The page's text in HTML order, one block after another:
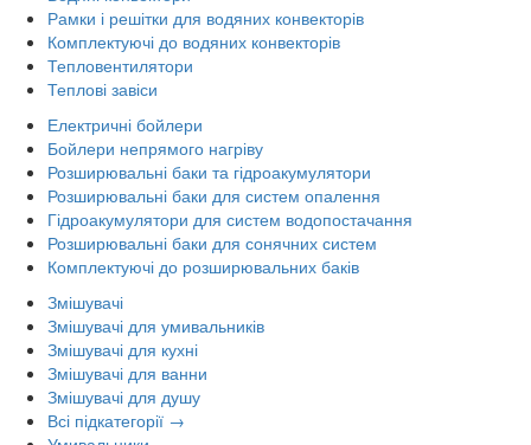
Рамки і решітки для водяних конвекторів
Комплектуючі до водяних конвекторів
Тепловентилятори
Теплові завіси
Електричні бойлери
Бойлери непрямого нагріву
Розширювальні баки та гідроакумулятори
Розширювальні баки для систем опалення
Гідроакумулятори для систем водопостачання
Розширювальні баки для сонячних систем
Комплектуючі до розширювальних баків
Змішувачі
Змішувачі для умивальників
Змішувачі для кухні
Змішувачі для ванни
Змішувачі для душу
Всі підкатегорії →